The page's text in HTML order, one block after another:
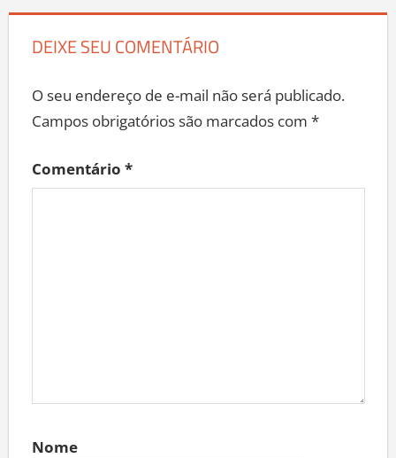
DEIXE SEU COMENTÁRIO
O seu endereço de e-mail não será publicado.
Campos obrigatórios são marcados com *
Comentário *
Nome